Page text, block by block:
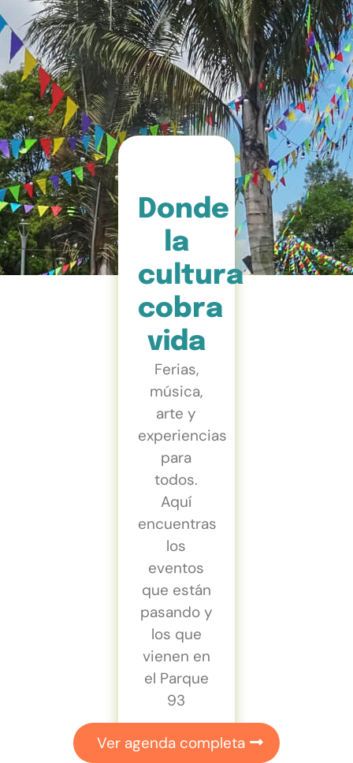
Donde
la
cultura
cobra
vida
Ferias,
música,
arte y
experiencias
para
todos.
Aquí
encuentras
los
eventos
que están
pasando y
los que
vienen en
el Parque
93
Ver agenda completa